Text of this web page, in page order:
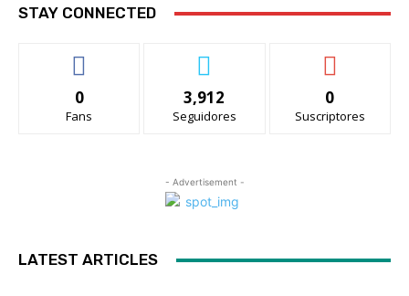
STAY CONNECTED
0
Fans
3,912
Seguidores
0
Suscriptores
- Advertisement -
LATEST ARTICLES